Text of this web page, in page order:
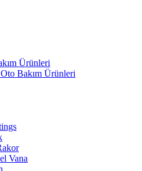
Ürünleri
Bakım Ürünleri
Vana